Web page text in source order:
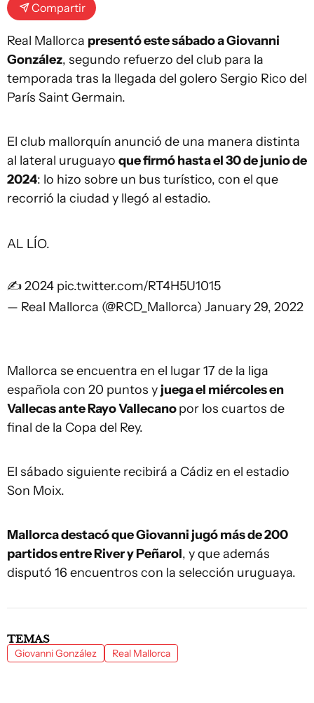
Compartir
Real Mallorca presentó este sábado a Giovanni
González, segundo refuerzo del club para la
temporada tras la llegada del golero Sergio Rico del
París Saint Germain.
El club mallorquín anunció de una manera distinta
al lateral uruguayo que firmó hasta el 30 de junio de
2024: lo hizo sobre un bus turístico, con el que
recorrió la ciudad y llegó al estadio.
AL LÍO.
✍ 2024 pic.twitter.com/RT4H5U1015
— Real Mallorca (@RCD_Mallorca) January 29, 2022
Mallorca se encuentra en el lugar 17 de la liga
española con 20 puntos y juega el miércoles en
Vallecas ante Rayo Vallecanopor los cuartos de
final de la Copa del Rey.
El sábado siguiente recibirá a Cádiz en el estadio
Son Moix.
Mallorca destacó que Giovanni jugó más de 200
partidos entre River y Peñarol, y que además
disputó 16 encuentros con la selección uruguaya.
TEMAS
Giovanni González Real Mallorca